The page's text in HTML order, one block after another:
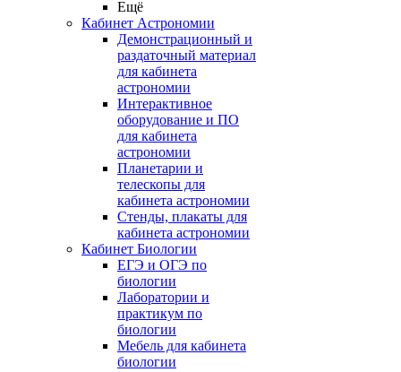
Ещё
Кабинет Астрономии
Демонстрационный и
раздаточный материал
для кабинета
астрономии
Интерактивное
оборудование и ПО
для кабинета
астрономии
Планетарии и
телескопы для
кабинета астрономии
Стенды, плакаты для
кабинета астрономии
Кабинет Биологии
ЕГЭ и ОГЭ по
биологии
Лаборатории и
практикум по
биологии
Мебель для кабинета
биологии